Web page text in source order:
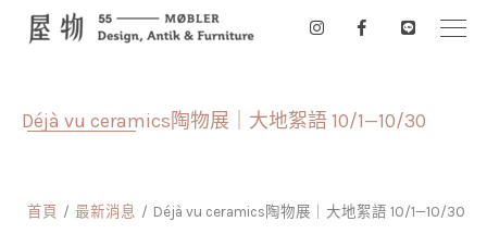
Déjà vu ceramics陶物展｜大地絮語 10/1—10/30
首頁 最新消息 Déjà vu ceramics陶物展｜大地絮語 10/1—10/30